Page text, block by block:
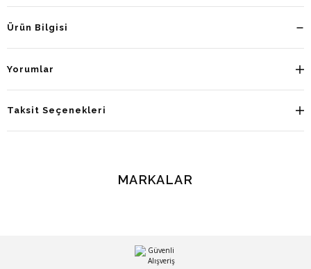
Ürün Bilgisi
Yorumlar
Taksit Seçenekleri
MARKALAR